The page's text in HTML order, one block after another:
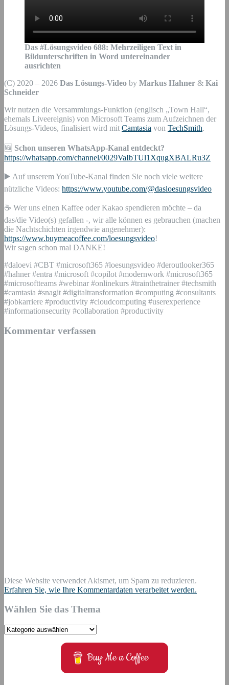
Das #Lösungsvideo 688: Mehrzeiligen Text in
Bildunterschriften in Word untereinander
ausrichten
(C) 2020 – 2026 Das Lösungs-Video by Markus Hahner & Kai
Schneider
Wir nutzen die Versammlungs-Funktion (englisch „Town Hall“,
ehemals Liveereignis) von Microsoft Teams zum Aufzeichnen der
Lösungs-Videos, finalisiert wird mit Camtasia von TechSmith.
🆕 Schon unseren WhatsApp-Kanal entdeckt?
https://whatsapp.com/channel/0029VaIbTUl1XqugXBALRu3Z
▶️ Auf unserem YouTube-Kanal finden Sie noch viele weitere
nützliche Videos: https://www.youtube.com/@dasloesungsvideo
☕ Wer uns einen Kaffee oder Kakao spendieren möchte – da
das/die Video(s) gefallen -, wir alle können es gebrauchen (machen
die Nachtschichten irgendwie angenehmer):
https://www.buymeacoffee.com/loesungsvideo!
Wir sagen schon mal DANKE!
#daloevi #CBT #microsoft365 #loesungsvideo #deroutlooker365
#hahner #entra #microsoft #copilot #modernwork #microsoft365
#microsoftteams #webinar #onlinekurs #trainthetrainer #techsmith
#camtasia #snagit #digitaltransformation #computing #consultants
#jobkarriere #productivity #cloudcomputing #userexperience
#informationsecurity #collaboration #productivity
Kommentar verfassen
Diese Website verwendet Akismet, um Spam zu reduzieren.
Erfahren Sie, wie Ihre Kommentardaten verarbeitet werden.
Wählen Sie das Thema
Wählen
Buy Me a Coffee